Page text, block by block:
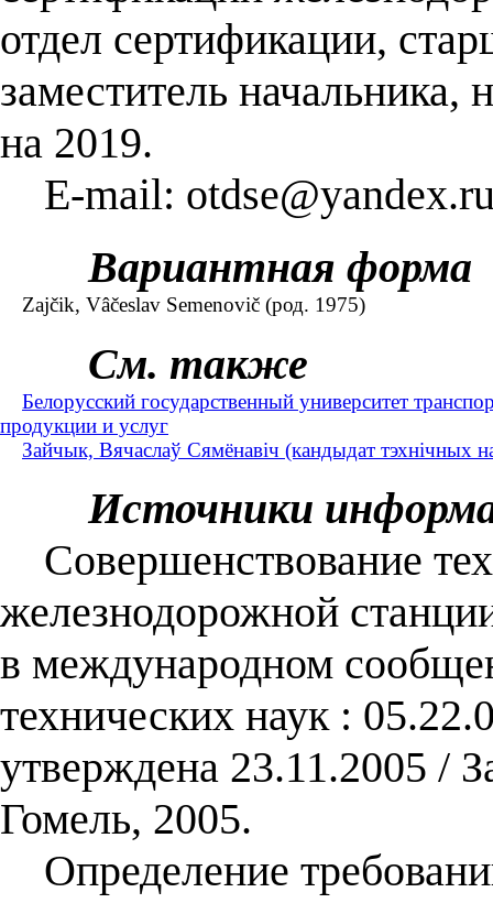
отдел сертификации,
заместитель
на 2019.
E-mail:
Вариантная форма
Zajčik, Vâčeslav Semenovič (род. 1975)
См. также
Белорусский государственный университет
продукции и услуг
Зайчык, Вячаслаў Сямёнавіч (кандыдат тэхнічных
Источники
Совершенствование
железнодорожной
в международном
технических наук :
утверждена 23.11.2005 /
Гомель, 2005.
Определение